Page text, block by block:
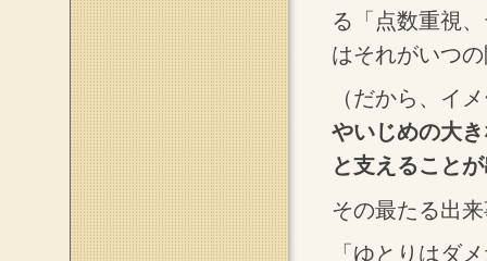
る「点数重視
はそれがいつ
（だから、イ
やいじめの大
と支えること
その最たる出
「ゆとりはダ